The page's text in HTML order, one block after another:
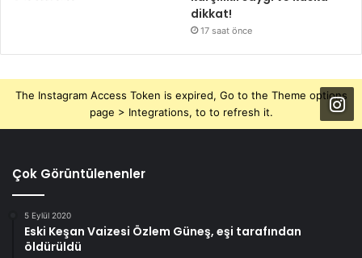
dikkat!
17 saat önce
The Instagram Access Token is expired, Go to the Theme options
page > Integrations, to to refresh it.
Çok Görüntülenenler
5 Eylül 2020
Eski Keşan Vaizesi Özlem Güneş, eşi tarafından
öldürüldü